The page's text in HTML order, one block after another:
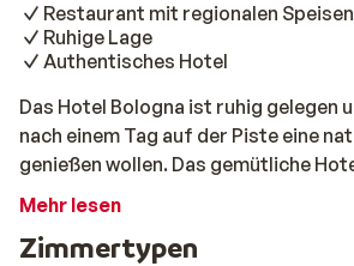
Restaurant mit regionalen Speisen
Ruhige Lage
Authentisches Hotel
Das Hotel Bologna ist ruhig gelegen
nach einem Tag auf der Piste eine
genießen wollen. Das gemütliche
eingerichtet und die Zimmer verfügen
Frühstücksbuffet stärken. Nach
Mehr lesen
Zimmertypen